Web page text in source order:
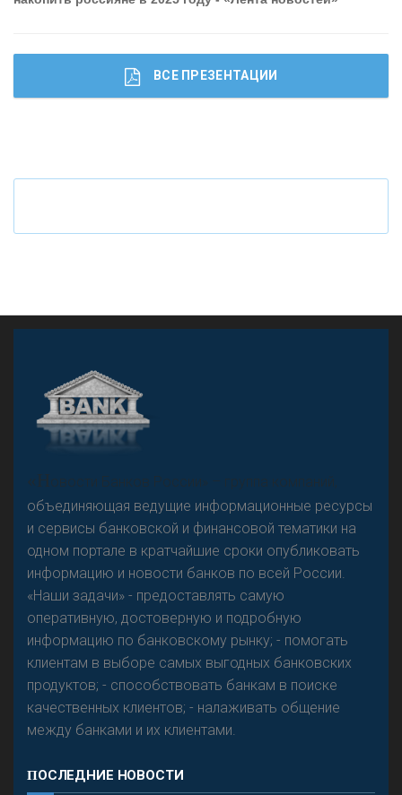
Резкого разворота на рынке автокредитов не
предвидится - «Интервью»
Что будет с наличными деньгами при цифровом
ВСЕ ПРЕЗЕНТАЦИИ
«Н
овости Банков России» – группа компаний,
объединяющая ведущие информационные ресурсы
и сервисы банковской и финансовой тематики на
одном портале в кратчайшие сроки опубликовать
информацию и новости банков по всей России.
«Наши задачи» - предоставлять самую
оперативную, достоверную и подробную
информацию по банковскому рынку; - помогать
клиентам в выборе самых выгодных банковских
продуктов; - способствовать банкам в поиске
качественных клиентов; - налаживать общение
между банками и их клиентами.
ПОСЛЕДНИЕ НОВОСТИ